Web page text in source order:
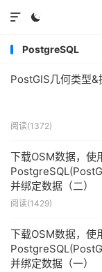


PostgreSQL
PostGIS几何类型
阅读(1372)
下载OSM数据，使
并绑定数据（二）
阅读(1429)
下载OSM数据，使
并绑定数据（一）